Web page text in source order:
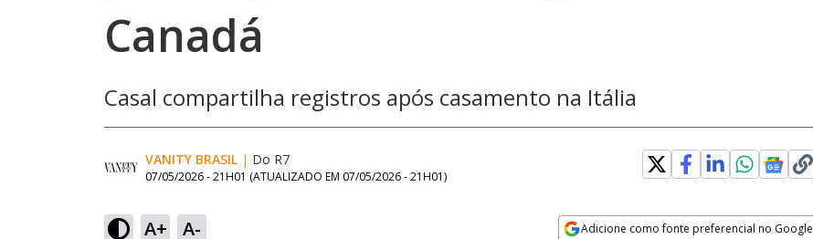
Canadá
Casal compartilha registros após casamento na Itália
VANITY BRASIL | Do R7
07/05/2026 - 21H01 (ATUALIZADO EM 07/05/2026 - 21H01)
A+ A- Adicione como fonte preferencial no Google